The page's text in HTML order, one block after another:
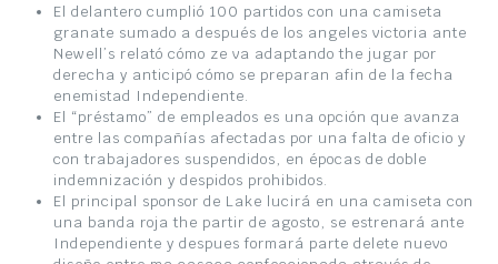
El delantero cumplió 100 partidos con una camiseta
granate sumado a después de los angeles victoria ante
Newell’s relató cómo ze va adaptando the jugar por
derecha y anticipó cómo se preparan afin de la fecha
enemistad Independiente.
El “préstamo” de empleados es una opción que avanza
entre las compañías afectadas por una falta de oficio y
con trabajadores suspendidos, en épocas de doble
indemnización y despidos prohibidos.
El principal sponsor de Lake lucirá en una camiseta con
una banda roja the partir de agosto, se estrenará ante
Independiente y despues formará parte delete nuevo